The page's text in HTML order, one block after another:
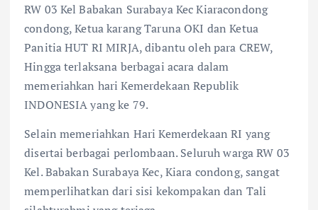
RW 03 Kel Babakan Surabaya Kec Kiaracondong
condong, Ketua karang Taruna OKI dan Ketua
Panitia HUT RI MIRJA, dibantu oleh para CREW,
Hingga terlaksana berbagai acara dalam
memeriahkan hari Kemerdekaan Republik
INDONESIA yang ke 79.
Selain memeriahkan Hari Kemerdekaan RI yang
disertai berbagai perlombaan. Seluruh warga RW 03
Kel. Babakan Surabaya Kec, Kiara condong, sangat
memperlihatkan dari sisi kekompakan dan Tali